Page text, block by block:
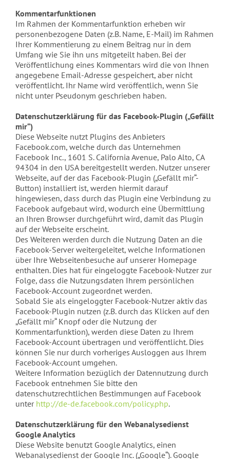
Kommentarfunktionen
Im Rahmen der Kommentarfunktion erheben wir
personenbezogene Daten (z.B. Name, E-Mail) im Rahmen
Ihrer Kommentierung zu einem Beitrag nur in dem
Umfang wie Sie ihn uns mitgeteilt haben. Bei der
Veröffentlichung eines Kommentars wird die von Ihnen
angegebene Email-Adresse gespeichert, aber nicht
veröffentlicht. Ihr Name wird veröffentlich, wenn Sie
nicht unter Pseudonym geschrieben haben.
Datenschutzerklärung für das Facebook-Plugin („Gefällt
mir“)
Diese Webseite nutzt Plugins des Anbieters
Facebook.com, welche durch das Unternehmen
Facebook Inc., 1601 S. California Avenue, Palo Alto, CA
94304 in den USA bereitgestellt werden. Nutzer unserer
Webseite, auf der das Facebook-Plugin („Gefällt mir“-
Button) installiert ist, werden hiermit darauf
hingewiesen, dass durch das Plugin eine Verbindung zu
Facebook aufgebaut wird, wodurch eine Übermittlung
an Ihren Browser durchgeführt wird, damit das Plugin
auf der Webseite erscheint.
Des Weiteren werden durch die Nutzung Daten an die
Facebook-Server weitergeleitet, welche Informationen
über Ihre Webseitenbesuche auf unserer Homepage
enthalten. Dies hat für eingeloggte Facebook-Nutzer zur
Folge, dass die Nutzungsdaten Ihrem persönlichen
Facebook-Account zugeordnet werden.
Sobald Sie als eingeloggter Facebook-Nutzer aktiv das
Facebook-Plugin nutzen (z.B. durch das Klicken auf den
„Gefällt mir“ Knopf oder die Nutzung der
Kommentarfunktion), werden diese Daten zu Ihrem
Facebook-Account übertragen und veröffentlicht. Dies
können Sie nur durch vorheriges Ausloggen aus Ihrem
Facebook-Account umgehen.
Weitere Information bezüglich der Datennutzung durch
Facebook entnehmen Sie bitte den
datenschutzrechtlichen Bestimmungen auf Facebook
unter http://de-de.facebook.com/policy.php.
Datenschutzerklärung für den Webanalysedienst
Google Analytics
Diese Website benutzt Google Analytics, einen
Webanalysedienst der Google Inc. („Google“). Google